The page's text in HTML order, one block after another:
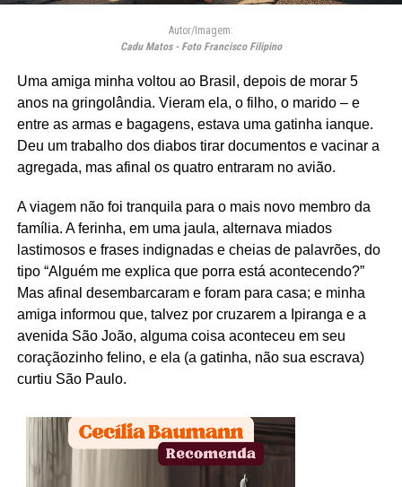
Autor/Imagem:
Cadu Matos - Foto Francisco Filipino
Uma amiga minha voltou ao Brasil, depois de morar 5
anos na gringolândia. Vieram ela, o filho, o marido – e
entre as armas e bagagens, estava uma gatinha ianque.
Deu um trabalho dos diabos tirar documentos e vacinar a
agregada, mas afinal os quatro entraram no avião.
A viagem não foi tranquila para o mais novo membro da
família. A ferinha, em uma jaula, alternava miados
lastimosos e frases indignadas e cheias de palavrões, do
tipo “Alguém me explica que porra está acontecendo?”
Mas afinal desembarcaram e foram para casa; e minha
amiga informou que, talvez por cruzarem a Ipiranga e a
avenida São João, alguma coisa aconteceu em seu
coraçãozinho felino, e ela (a gatinha, não sua escrava)
curtiu São Paulo.